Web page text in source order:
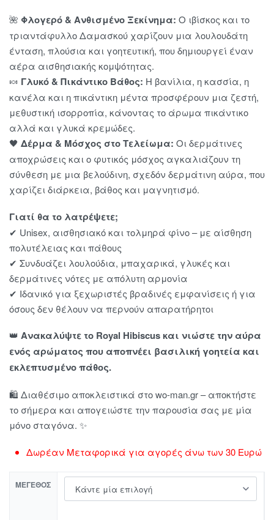
🌺 Φλογερό & Ανθισμένο Ξεκίνημα: Ο ιβίσκος και το
τριαντάφυλλο Δαμασκού χαρίζουν μια λουλουδάτη
ένταση, πλούσια και γοητευτική, που δημιουργεί έναν
αέρα αισθησιακής κομψότητας.
🍬 Γλυκό & Πικάντικο Βάθος: Η βανίλια, η κασσία, η
κανέλα και η πικάντικη μέντα προσφέρουν μια ζεστή,
μεθυστική ισορροπία, κάνοντας το άρωμα πικάντικο
αλλά και γλυκά κρεμώδες.
🖤 Δέρμα & Μόσχος στο Τελείωμα: Οι δερμάτινες
αποχρώσεις και ο φυτικός μόσχος αγκαλιάζουν τη
σύνθεση με μια βελούδινη, σχεδόν δερμάτινη αύρα, που
χαρίζει διάρκεια, βάθος και μαγνητισμό.
Γιατί θα το λατρέψετε;
✔ Unisex, αισθησιακό και τολμηρά φίνο – με αίσθηση
πολυτέλειας και πάθους
✔ Συνδυάζει λουλούδια, μπαχαρικά, γλυκές και
δερμάτινες νότες με απόλυτη αρμονία
✔ Ιδανικό για ξεχωριστές βραδινές εμφανίσεις ή για
όσους δεν θέλουν να περνούν απαρατήρητοι
👑 Ανακαλύψτε το Royal Hibiscus και νιώστε την αύρα
ενός αρώματος που αποπνέει βασιλική γοητεία και
εκλεπτυσμένο πάθος.
🛍 Διαθέσιμο αποκλειστικά στο wo-man.gr – αποκτήστε
το σήμερα και απογειώστε την παρουσία σας με μία
μόνο σταγόνα. ✨
Δωρέαν Μεταφορικά για αγορές άνω των 30 Ευρώ
ΜΈΓΕΘΟΣ